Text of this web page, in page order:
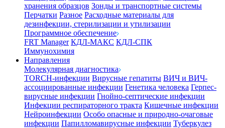
хранения образцов Зонды и транспортные системы
Перчатки Разное Расходные материалы для
дезинфекции, стерилизации и утилизации
Программное обеспечение
FRT Manager КДЛ-МАКС КДЛ-СПК
Иммунохимия
Направления
Молекулярная диагностика
TORCH-инфекции Вирусные гепатиты ВИЧ и ВИЧ-
ассоциированные инфекции Генетика человека Герпес-
вирусные инфекции Гнойно-септические инфекции
Инфекции респираторного тракта Кишечные инфекции
Нейроинфекции Особо опасные и природно-очаговые
инфекции Папилломавирусные инфекции Туберкулез